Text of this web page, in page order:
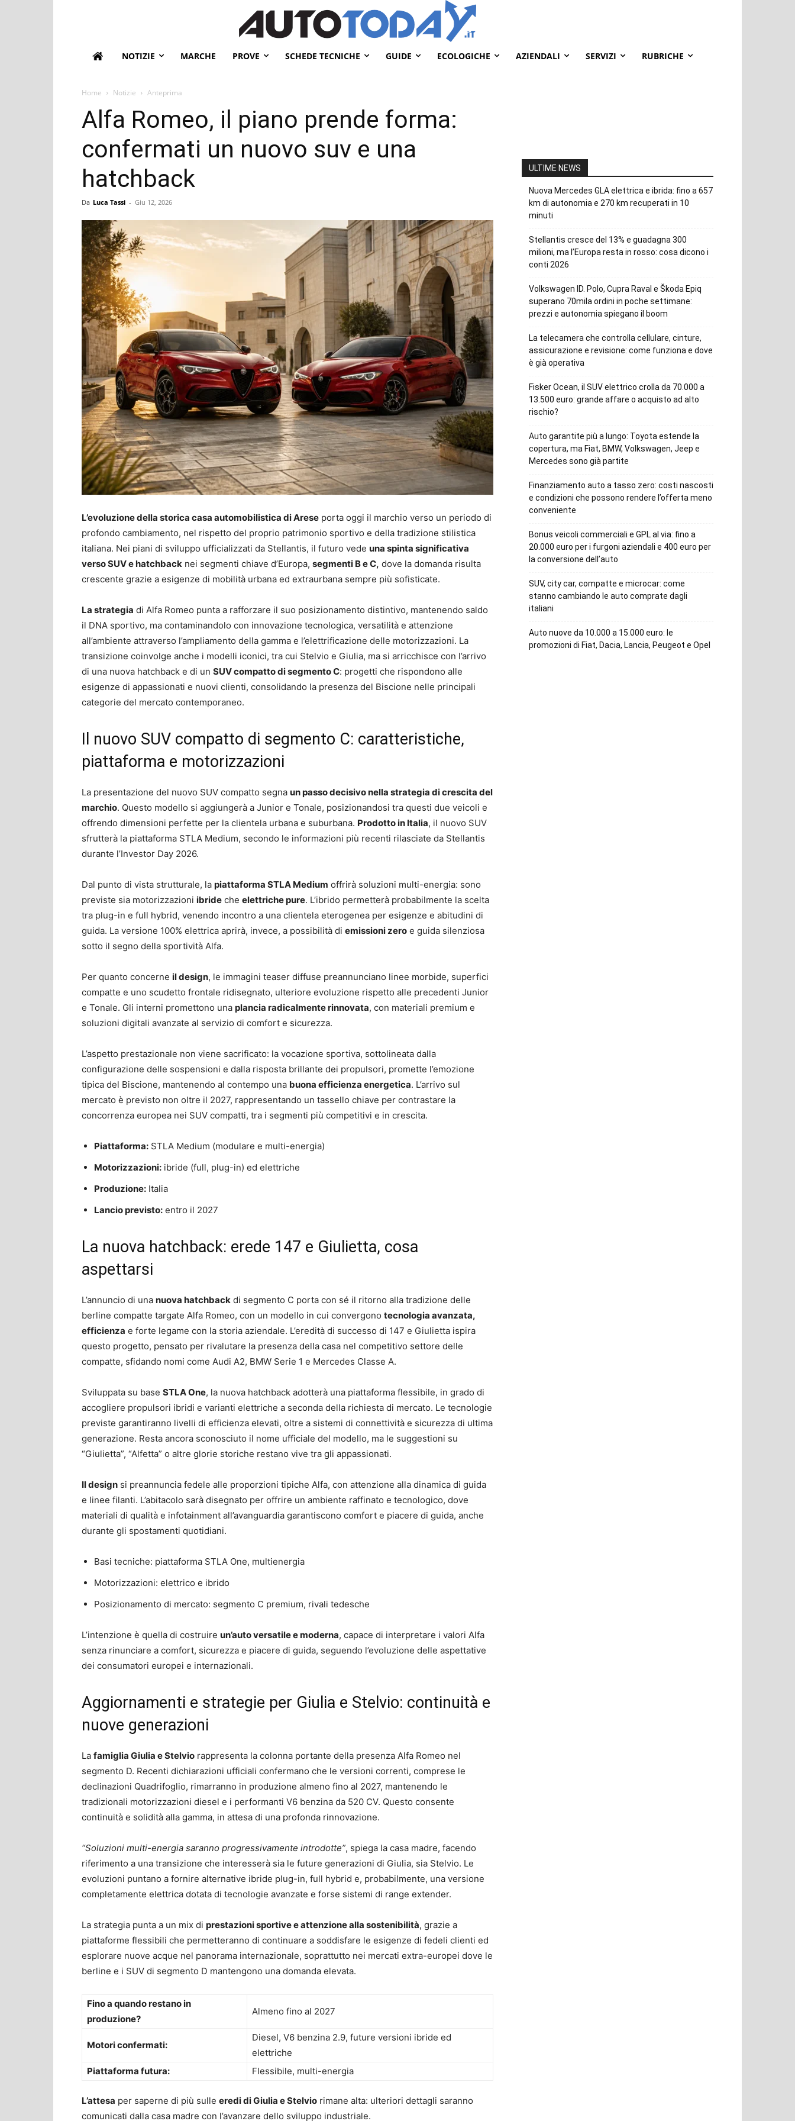
NOTIZIE MARCHE PROVE SCHEDE TECNICHE GUIDE ECOLOGICHE AZIENDALI SERVIZI RUBRICHE
Home Notizie Anteprima
Alfa Romeo, il piano prende forma:
confermati un nuovo suv e una
hatchback
Da Luca Tassi - Giu 12, 2026
L’evoluzione della storica casa automobilistica di Arese porta oggi il marchio verso un periodo di
profondo cambiamento, nel rispetto del proprio patrimonio sportivo e della tradizione stilistica
italiana. Nei piani di sviluppo ufficializzati da Stellantis, il futuro vede una spinta significativa
verso SUV e hatchback nei segmenti chiave d’Europa, segmenti B e C, dove la domanda risulta
crescente grazie a esigenze di mobilità urbana ed extraurbana sempre più sofisticate.
La strategia di Alfa Romeo punta a rafforzare il suo posizionamento distintivo, mantenendo saldo
il DNA sportivo, ma contaminandolo con innovazione tecnologica, versatilità e attenzione
all’ambiente attraverso l’ampliamento della gamma e l’elettrificazione delle motorizzazioni. La
transizione coinvolge anche i modelli iconici, tra cui Stelvio e Giulia, ma si arricchisce con l’arrivo
di una nuova hatchback e di un SUV compatto di segmento C: progetti che rispondono alle
esigenze di appassionati e nuovi clienti, consolidando la presenza del Biscione nelle principali
categorie del mercato contemporaneo.
Il nuovo SUV compatto di segmento C: caratteristiche,
piattaforma e motorizzazioni
La presentazione del nuovo SUV compatto segna un passo decisivo nella strategia di crescita del
marchio. Questo modello si aggiungerà a Junior e Tonale, posizionandosi tra questi due veicoli e
offrendo dimensioni perfette per la clientela urbana e suburbana. Prodotto in Italia, il nuovo SUV
sfrutterà la piattaforma STLA Medium, secondo le informazioni più recenti rilasciate da Stellantis
durante l’Investor Day 2026.
Dal punto di vista strutturale, la piattaforma STLA Medium offrirà soluzioni multi-energia: sono
previste sia motorizzazioni ibride che elettriche pure. L’ibrido permetterà probabilmente la scelta
tra plug-in e full hybrid, venendo incontro a una clientela eterogenea per esigenze e abitudini di
guida. La versione 100% elettrica aprirà, invece, a possibilità di emissioni zero e guida silenziosa
sotto il segno della sportività Alfa.
Per quanto concerne il design, le immagini teaser diffuse preannunciano linee morbide, superfici
compatte e uno scudetto frontale ridisegnato, ulteriore evoluzione rispetto alle precedenti Junior
e Tonale. Gli interni promettono una plancia radicalmente rinnovata, con materiali premium e
soluzioni digitali avanzate al servizio di comfort e sicurezza.
L’aspetto prestazionale non viene sacrificato: la vocazione sportiva, sottolineata dalla
configurazione delle sospensioni e dalla risposta brillante dei propulsori, promette l’emozione
tipica del Biscione, mantenendo al contempo una buona efficienza energetica. L’arrivo sul
mercato è previsto non oltre il 2027, rappresentando un tassello chiave per contrastare la
concorrenza europea nei SUV compatti, tra i segmenti più competitivi e in crescita.
Piattaforma: STLA Medium (modulare e multi-energia)
Motorizzazioni: ibride (full, plug-in) ed elettriche
Produzione: Italia
Lancio previsto: entro il 2027
La nuova hatchback: erede 147 e Giulietta, cosa
aspettarsi
L’annuncio di una nuova hatchback di segmento C porta con sé il ritorno alla tradizione delle
berline compatte targate Alfa Romeo, con un modello in cui convergono tecnologia avanzata,
efficienza e forte legame con la storia aziendale. L’eredità di successo di 147 e Giulietta ispira
questo progetto, pensato per rivalutare la presenza della casa nel competitivo settore delle
compatte, sfidando nomi come Audi A2, BMW Serie 1 e Mercedes Classe A.
Sviluppata su base STLA One, la nuova hatchback adotterà una piattaforma flessibile, in grado di
accogliere propulsori ibridi e varianti elettriche a seconda della richiesta di mercato. Le tecnologie
previste garantiranno livelli di efficienza elevati, oltre a sistemi di connettività e sicurezza di ultima
generazione. Resta ancora sconosciuto il nome ufficiale del modello, ma le suggestioni su
“Giulietta”, “Alfetta” o altre glorie storiche restano vive tra gli appassionati.
Il design si preannuncia fedele alle proporzioni tipiche Alfa, con attenzione alla dinamica di guida
e linee filanti. L’abitacolo sarà disegnato per offrire un ambiente raffinato e tecnologico, dove
materiali di qualità e infotainment all’avanguardia garantiscono comfort e piacere di guida, anche
durante gli spostamenti quotidiani.
Basi tecniche: piattaforma STLA One, multienergia
Motorizzazioni: elettrico e ibrido
Posizionamento di mercato: segmento C premium, rivali tedesche
L’intenzione è quella di costruire un’auto versatile e moderna, capace di interpretare i valori Alfa
senza rinunciare a comfort, sicurezza e piacere di guida, seguendo l’evoluzione delle aspettative
dei consumatori europei e internazionali.
Aggiornamenti e strategie per Giulia e Stelvio: continuità e
nuove generazioni
La famiglia Giulia e Stelvio rappresenta la colonna portante della presenza Alfa Romeo nel
segmento D. Recenti dichiarazioni ufficiali confermano che le versioni correnti, comprese le
declinazioni Quadrifoglio, rimarranno in produzione almeno fino al 2027, mantenendo le
tradizionali motorizzazioni diesel e i performanti V6 benzina da 520 CV. Questo consente
continuità e solidità alla gamma, in attesa di una profonda rinnovazione.
“Soluzioni multi-energia saranno progressivamente introdotte”, spiega la casa madre, facendo
riferimento a una transizione che interesserà sia le future generazioni di Giulia, sia Stelvio. Le
evoluzioni puntano a fornire alternative ibride plug-in, full hybrid e, probabilmente, una versione
completamente elettrica dotata di tecnologie avanzate e forse sistemi di range extender.
La strategia punta a un mix di prestazioni sportive e attenzione alla sostenibilità, grazie a
piattaforme flessibili che permetteranno di continuare a soddisfare le esigenze di fedeli clienti ed
esplorare nuove acque nel panorama internazionale, soprattutto nei mercati extra-europei dove le
berline e i SUV di segmento D mantengono una domanda elevata.
Fino a quando restano in
produzione?
Almeno fino al 2027
Motori confermati:
Diesel, V6 benzina 2.9, future versioni ibride ed
elettriche
Piattaforma futura:
Flessibile, multi-energia
L’attesa per saperne di più sulle eredi di Giulia e Stelvio rimane alta: ulteriori dettagli saranno
comunicati dalla casa madre con l’avanzare dello sviluppo industriale.
ULTIME NEWS
Nuova Mercedes GLA elettrica e ibrida: fino a 657
km di autonomia e 270 km recuperati in 10
minuti
Stellantis cresce del 13% e guadagna 300
milioni, ma l’Europa resta in rosso: cosa dicono i
conti 2026
Volkswagen ID. Polo, Cupra Raval e Škoda Epiq
superano 70mila ordini in poche settimane:
prezzi e autonomia spiegano il boom
La telecamera che controlla cellulare, cinture,
assicurazione e revisione: come funziona e dove
è già operativa
Fisker Ocean, il SUV elettrico crolla da 70.000 a
13.500 euro: grande affare o acquisto ad alto
rischio?
Auto garantite più a lungo: Toyota estende la
copertura, ma Fiat, BMW, Volkswagen, Jeep e
Mercedes sono già partite
Finanziamento auto a tasso zero: costi nascosti
e condizioni che possono rendere l’offerta meno
conveniente
Bonus veicoli commerciali e GPL al via: fino a
20.000 euro per i furgoni aziendali e 400 euro per
la conversione dell’auto
SUV, city car, compatte e microcar: come
stanno cambiando le auto comprate dagli
italiani
Auto nuove da 10.000 a 15.000 euro: le
promozioni di Fiat, Dacia, Lancia, Peugeot e Opel